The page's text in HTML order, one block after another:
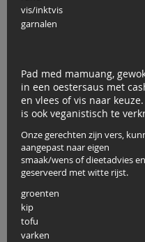
vis/inktvis
garnalen
Pad med mamuang,
in een oestersaus met
en vlees of vis naar
is ook veganistisch te
Onze gerechten zijn vers,
aangepast naar eigen
smaak/wens of dieetadvies
geserveerd met witte rijst.
groenten
kip
tofu
varken